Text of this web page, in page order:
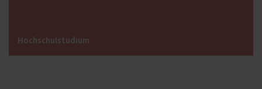
Hochschulstudium